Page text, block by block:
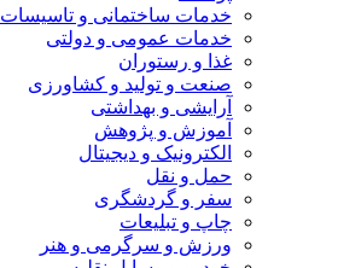
خدمات ساختمانی و تاسیسات
خدمات عمومی و دولتی
غذا و رستوران
صنعت و تولید و کشاورزی
آرایشی و بهداشتی
آموزش و پژوهش
الکترونیک و دیجیتال
حمل و نقل
سفر و گردشگری
چاپ و تبلیعات
ورزش و سرگرمی و هنر